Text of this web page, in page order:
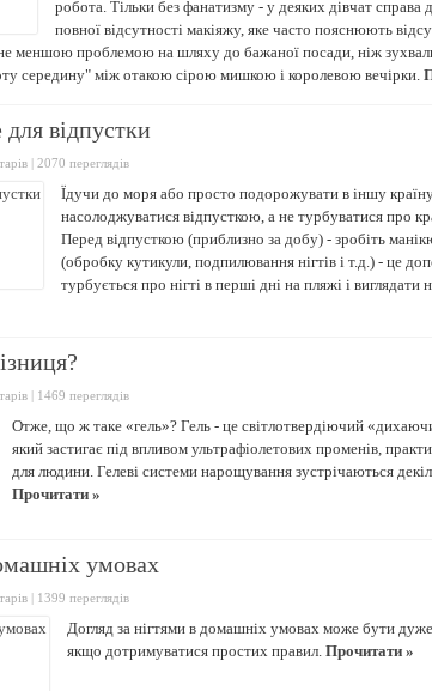
робота. Тільки без фанатизму - у деяких дівчат справа
повної відсутності макіяжу, яке часто пояснюють
меншою проблемою на шляху до бажаної посади, ніж
середину" між отакою сірою мишкою і королевою вечірки.
відпустки
| 2070 переглядів
Їдучи до моря або просто подорожувати в іншу
насолоджуватися відпусткою, а не турбуватися про
Перед відпусткою (приблизно за добу) - зробіть
(обробку кутикули, подпилювання нігтів і т.д.) - це
турбується про нігті в перші дні на пляжі і виглядати
| 1469 переглядів
Отже, що ж таке «гель»? Гель - це світлотвердіючий
який застигає під впливом ультрафіолетових променів,
для людини. Гелеві системи нарощування зустрічаються
Прочитати »
умовах
| 1399 переглядів
Догляд за нігтями в домашніх умовах може бути
якщо дотримуватися простих правил. Прочитати »